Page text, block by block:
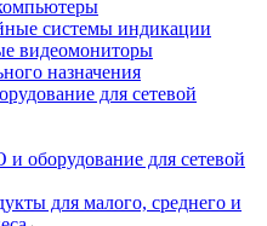
системы индикации
видеомониторы
назначения
для сетевой
оборудование для сетевой
для малого, среднего и